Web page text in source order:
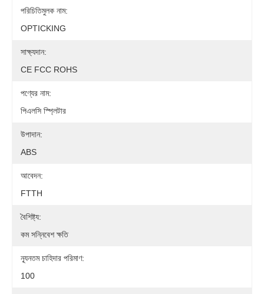
পরিচিতিমুলক নাম:
OPTICKING
সাক্ষ্যদান:
CE FCC ROHS
পণ্যের নাম:
পিএলসি স্প্লিটার
উপাদান:
ABS
আবেদন:
FTTH
বৈশিষ্ট্য:
কম সন্নিবেশ ক্ষতি
ন্যূনতম চাহিদার পরিমাণ:
100